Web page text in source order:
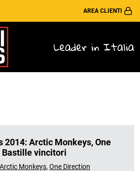
AREA CLIENTI
Leader in Italia
2014: Arctic Monkeys, One
Bastille vincitori
Arctic Monkeys, One Direction